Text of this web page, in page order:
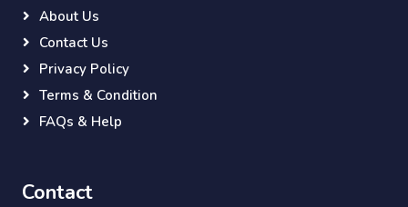
About Us
Contact Us
Privacy Policy
Terms & Condition
FAQs & Help
Contact